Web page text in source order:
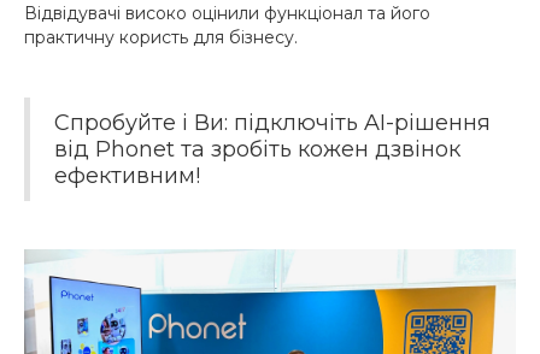
Відвідувачі високо оцінили функціонал та його
практичну користь для бізнесу.
Спробуйте і Ви: підключіть AI-рішення
від Phonet та зробіть кожен дзвінок
ефективним!